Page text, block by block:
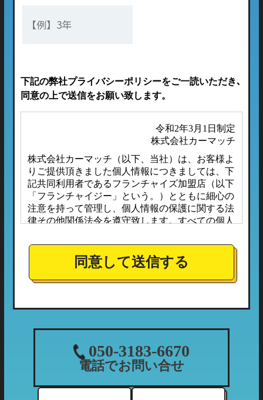
下記の弊社プライバシーポリシーをご一読いただき､
同意の上で送信をお願い致します。
令和2年3月1日制定
株式会社カーマッチ
株式会社カーマッチ（以下、当社）は、お客様よ
りご提供頂きました個人情報につきましては、下
記共同利用者であるフランチャイズ加盟店（以下
「フランチャイジー」という。）とともに細心の
注意を持って管理し、個人情報の保護に関する法
律その他関係法令を遵守致します。すべての個人
ほか、お客様ご本人の同意なしに第三者へ開示ま
たは提供されることはありません。
また、フランチャイジーとの間においては、事前
に個人情報保護に対する安全性を審査の上、個人
こととしており、適切な管理監督を行ってまいり
当社が収集する個人情報につきましては、下記の
利用目的の範囲内において利用させて頂きます。
（1）ご利用履歴・支払状況の確認など、当社の
同意して送信する
050-3183-6670
電話でお問い合せ